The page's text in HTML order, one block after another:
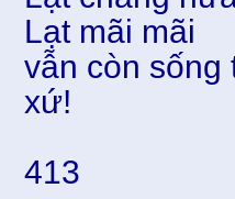
Lạt mãi mãi
vẫn còn sống
xứ!
413